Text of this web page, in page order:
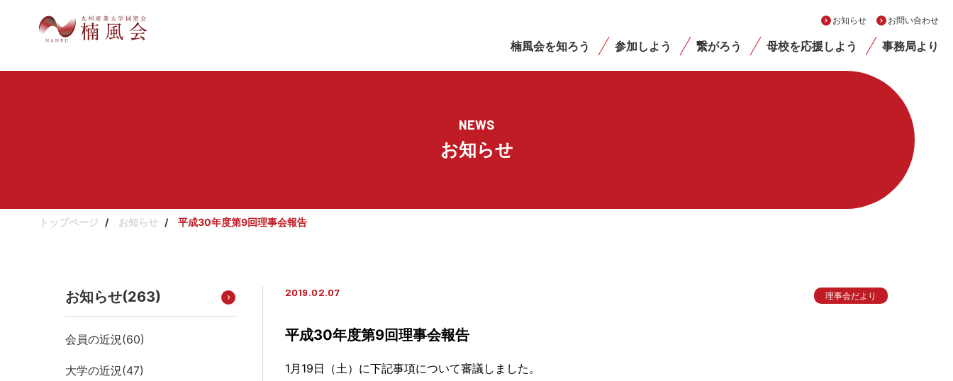
お知らせ お問い合わせ
楠風会を知ろう 参加しよう 繋がろう 母校を応援しよう 事務局より
NEWS
お知らせ
トップページ お知らせ 平成30年度第9回理事会報告
お知らせ(263)
会員の近況(60)
大学の近況(47)
2019.02.07 理事会だより
平成30年度第9回理事会報告
1月19日（土）に下記事項について審議しました。